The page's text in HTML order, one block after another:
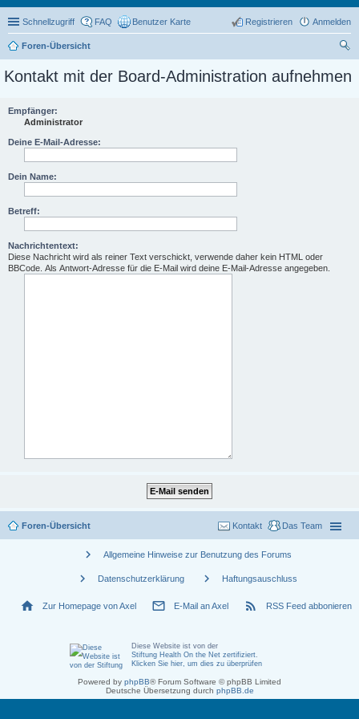
Schnellzugriff FAQ Benutzer Karte Anmelden
Registrieren
Foren-Übersicht
he
Kontakt mit der Board-Administration aufnehmen
Empfänger:
Administrator
Deine E-Mail-Adresse:
Dein Name:
Betreff:
Nachrichtentext:
Diese Nachricht wird als reiner Text verschickt, verwende daher kein HTML oder
BBCode. Als Antwort-Adresse für die E-Mail wird deine E-Mail-Adresse angegeben.
Foren-Übersicht Das Team
Kontakt
chevron_right Allgemeine Hinweise zur Benutzung des Forums
chevron_right Datenschutzerklärung chevron_right Haftungsauschluss
home Zur Homepage von Axel mail_outline E-Mail an Axel rss_feed RSS Feed abbonieren
Diese Website ist von der
Stiftung Health On the Net zertifiziert.
Klicken Sie hier, um dies zu überprüfen
Powered by phpBB® Forum Software © phpBB Limited
Deutsche Übersetzung durch phpBB.de